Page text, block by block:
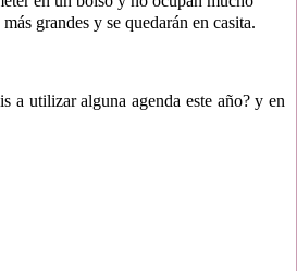
grandes y se quedarán en casita.
a utilizar alguna agenda este año? y en